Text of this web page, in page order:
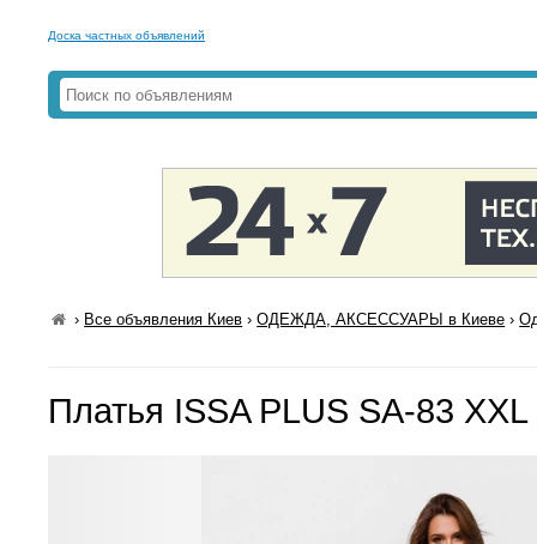
Доска частных объявлений
› Все объявления Киев ›ОДЕЖДА, АКСЕССУАРЫ в Киеве ›
Платья ISSA PLUS SA-83